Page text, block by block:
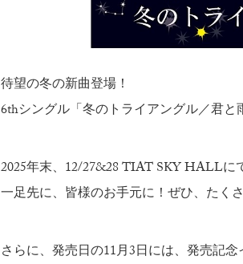
待望の冬の新曲登場！
6thシングル「冬のトライアングル／君と
2025年末、12/27&28 TIAT SKY HALLに
一足先に、皆様のお手元に！ぜひ、たく
さらに、発売日の11月3日には、発売記念